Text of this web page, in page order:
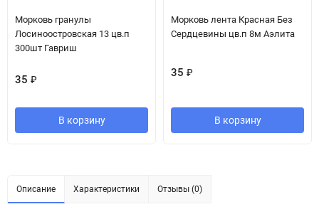
Морковь гранулы
Лосиноостровская 13 цв.п
300шт Гавриш
35 ₽
В корзину
Морковь лента Красная Без
Сердцевины цв.п 8м Аэлита
35 ₽
В корзину
Описание Характеристики Отзывы (0)